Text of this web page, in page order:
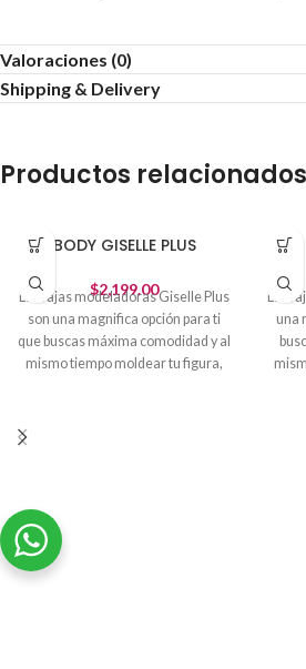
Valoraciones (0)
Shipping & Delivery
Productos relacionados
BODY GISELLE PLUS
$2,199.00
Las fajas modeladoras Giselle Plus
son una magnifica opción para ti
que buscas máxima comodidad y al
mismo tiempo moldear tu figura,
Las
una